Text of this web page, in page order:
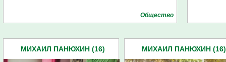
Общество
МИХАИЛ ПАНЮХИН (16) МИХАИЛ ПАНЮХИН (16)